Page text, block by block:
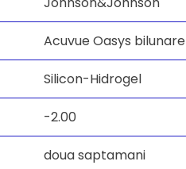
Acuvue Oasys bilunare
Silicon-Hidrogel
-2.00
doua saptamani